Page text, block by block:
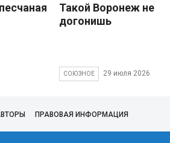
Такой Воронеж не
догонишь
СОЮЗНОЕ 29 июля 2026
ПРАВОВАЯ ИНФОРМАЦИЯ